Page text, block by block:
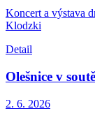
Koncert a výstava
Klodzki
Detail
Olešnice v
2. 6. 2026